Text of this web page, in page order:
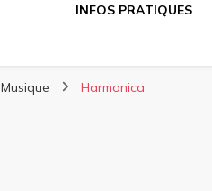
INFOS PRATIQUES
Musique Harmonica